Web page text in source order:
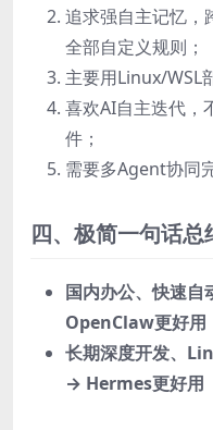
追求强自主记忆，
全部自定义规则；
主要用Linux/WSL
喜欢AI自主迭代，
件；
需要多Agent协同
四、极简一句话总
国内办公、快速
OpenClaw更好用
长期深度开发、
→ Hermes更好用